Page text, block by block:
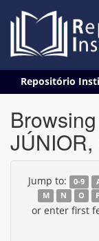
navigation
Repositório
Jump to: 0-9
M
N O
or enter first